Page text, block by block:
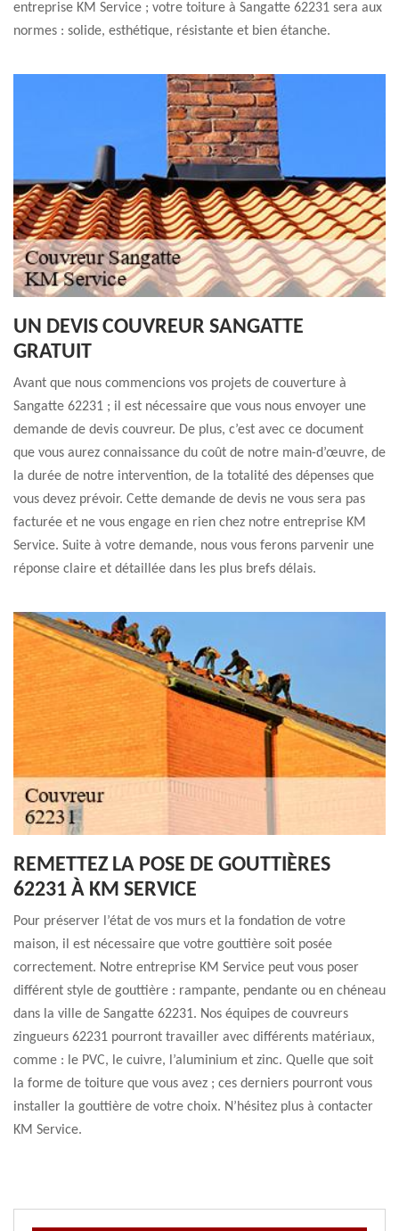
entreprise KM Service ; votre toiture à Sangatte 62231 sera aux
normes : solide, esthétique, résistante et bien étanche.
UN DEVIS COUVREUR SANGATTE
GRATUIT
Avant que nous commencions vos projets de couverture à
Sangatte 62231 ; il est nécessaire que vous nous envoyer une
demande de devis couvreur. De plus, c’est avec ce document
que vous aurez connaissance du coût de notre main-d’œuvre, de
la durée de notre intervention, de la totalité des dépenses que
vous devez prévoir. Cette demande de devis ne vous sera pas
facturée et ne vous engage en rien chez notre entreprise KM
Service. Suite à votre demande, nous vous ferons parvenir une
réponse claire et détaillée dans les plus brefs délais.
REMETTEZ LA POSE DE GOUTTIÈRES
62231 À KM SERVICE
Pour préserver l’état de vos murs et la fondation de votre
maison, il est nécessaire que votre gouttière soit posée
correctement. Notre entreprise KM Service peut vous poser
différent style de gouttière : rampante, pendante ou en chéneau
dans la ville de Sangatte 62231. Nos équipes de couvreurs
zingueurs 62231 pourront travailler avec différents matériaux,
comme : le PVC, le cuivre, l’aluminium et zinc. Quelle que soit
la forme de toiture que vous avez ; ces derniers pourront vous
installer la gouttière de votre choix. N’hésitez plus à contacter
KM Service.